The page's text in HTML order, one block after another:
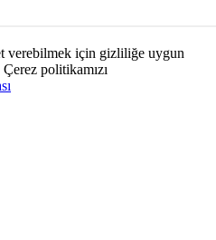
verebilmek için gizliliğe uygun
politikamızı